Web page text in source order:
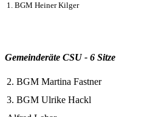
1. BGM Heiner Kilger
Gemeinderäte CSU - 6 Sitze
2. BGM Martina Fastner
3. BGM Ulrike Hackl